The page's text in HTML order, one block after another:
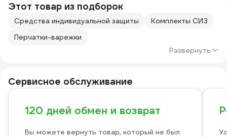
Этот товар из подборок
Средства индивидуальной защиты
Комплекты СИЗ
Перчатки-варежки
Развернуть
Сервисное обслуживание
120 дней обмен и возврат
Вы можете вернуть товар, который не был